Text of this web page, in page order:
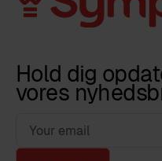
Hold dig
vores